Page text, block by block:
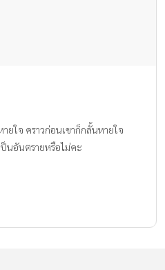
ยใจ คราวก่อนเขาก็กลั้นหายใจ
นอันตรายหรือไม่คะ